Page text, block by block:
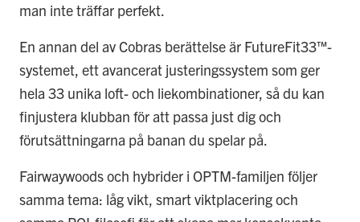
man inte träffar perfekt.
En annan del av Cobras berättelse är FutureFit33™-
systemet, ett avancerat justeringssystem som ger
hela 33 unika loft- och liekombinationer, så du kan
finjustera klubban för att passa just dig och
förutsättningarna på banan du spelar på.
Fairwaywoods och hybrider i OPTM-familjen följer
samma tema: låg vikt, smart viktplacering och